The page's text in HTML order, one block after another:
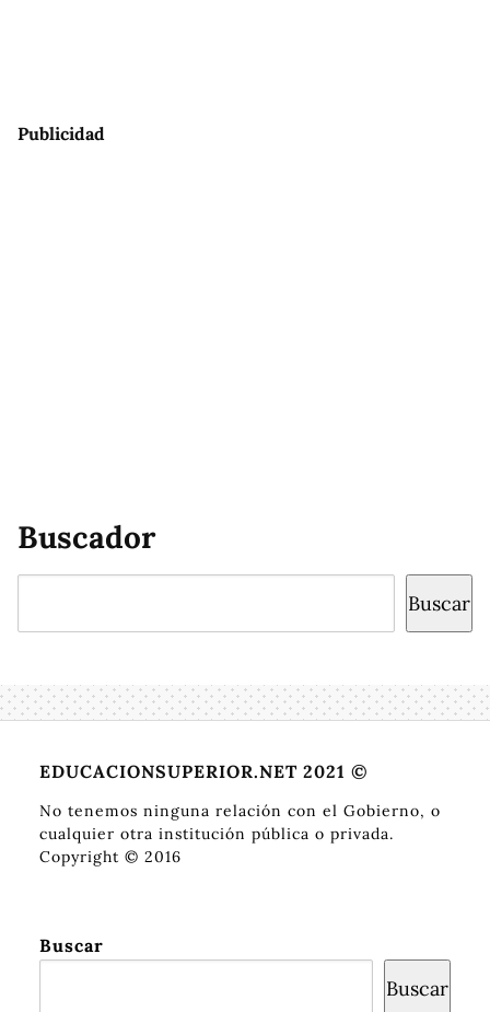
Publicidad
Buscador
Buscar
EDUCACIONSUPERIOR.NET 2021 ©
No tenemos ninguna relación con el Gobierno, o
cualquier otra institución pública o privada.
Copyright © 2016
Buscar
Buscar